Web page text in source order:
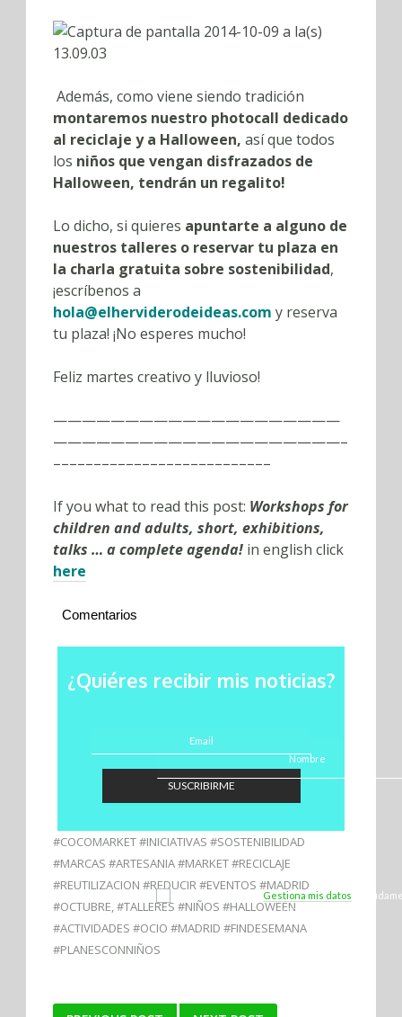
Además, como viene siendo tradición
montaremos nuestro photocall dedicado
al reciclaje y a Halloween, así que todos
los niños que vengan disfrazados de
Halloween, tendrán un regalito!
Lo dicho, si quieres apuntarte a alguno de
nuestros talleres o reservar tu plaza en
la charla gratuita sobre sostenibilidad,
¡escríbenos a
hola@elherviderodeideas.com y reserva
tu plaza! ¡No esperes mucho!
Feliz martes creativo y lluvioso!
————————————————————
————————————————————–
–––––––––––––––––––––––––––
If you what to read this post: Workshops for
children and adults, short, exhibitions,
talks … a complete agenda! in english click
here
Comentarios
¿Quiéres recibir mis noticias?
Gestiona mis datos y
Marca Ecofriendly.
SUSCRIBIRME
#COCOMARKET #INICIATIVAS #SOSTENIBILIDAD
#MARCAS #ARTESANIA #MARKET #RECICLAJE
#REUTILIZACION #REDUCIR #EVENTOS #MADRID
#OCTUBRE,#TALLERES #NIÑOS #HALLOWEEN
#ACTIVIDADES #OCIO #MADRID #FINDESEMANA
#PLANESCONNIÑOS